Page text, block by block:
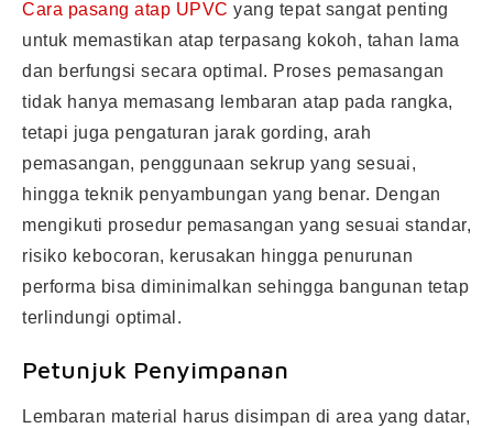
Cara pasang atap UPVC yang tepat sangat penting
untuk memastikan atap terpasang kokoh, tahan lama
dan berfungsi secara optimal. Proses pemasangan
tidak hanya memasang lembaran atap pada rangka,
tetapi juga pengaturan jarak gording, arah
pemasangan, penggunaan sekrup yang sesuai,
hingga teknik penyambungan yang benar. Dengan
mengikuti prosedur pemasangan yang sesuai standar,
risiko kebocoran, kerusakan hingga penurunan
performa bisa diminimalkan sehingga bangunan tetap
terlindungi optimal.
Petunjuk Penyimpanan
Lembaran material harus disimpan di area yang datar,